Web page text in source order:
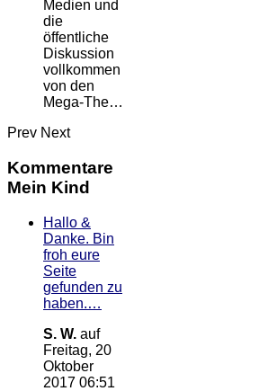
Medien und
die
öffentliche
Diskussion
vollkommen
von den
Mega-The…
Prev Next
Kommentare
Mein Kind
Hallo &
Danke. Bin
froh eure
Seite
gefunden zu
haben.…
S. W. auf
Freitag, 20
Oktober
2017 06:51